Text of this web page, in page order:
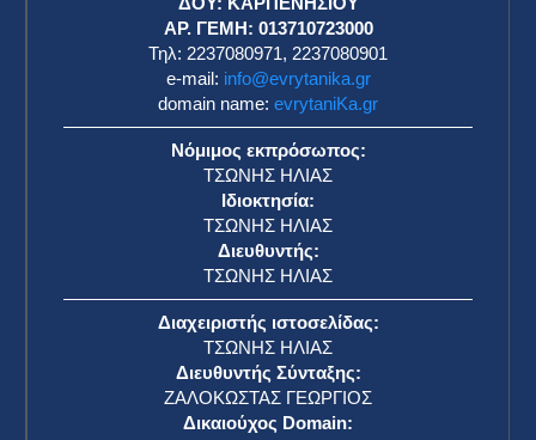
ΑΡ. ΓΕΜΗ: 013710723000
Τηλ: 2237080971, 2237080901
e-mail: info@evrytanika.gr
domain name: evrytaniKa.gr
Νόμιμος εκπρόσωπος:
ΤΣΩΝΗΣ ΗΛΙΑΣ
Ιδιοκτησία:
ΤΣΩΝΗΣ ΗΛΙΑΣ
Διευθυντής:
ΤΣΩΝΗΣ ΗΛΙΑΣ
Διαχειριστής ιστοσελίδας:
ΤΣΩΝΗΣ ΗΛΙΑΣ
Διευθυντής Σύνταξης:
ΖΑΛΟΚΩΣΤΑΣ ΓΕΩΡΓΙΟΣ
Δικαιούχος Domain: